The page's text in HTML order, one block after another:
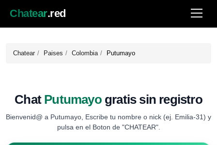
Chatear.red
Chatear Paises Colombia Putumayo
Chat Putumayogratis sin registro
Bienvenid@ a Putumayo, Escribe tu nombre o nick (ej. Emilia-31) y
pulsa en el Boton de "CHATEAR".